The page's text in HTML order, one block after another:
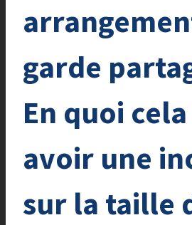
garde
En quoi
avoir une
sur la taille